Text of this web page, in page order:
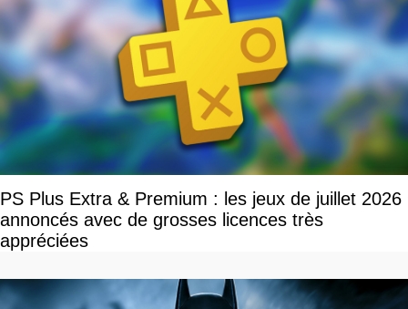
PS Plus Extra & Premium : les jeux de juillet 2026
annoncés avec de grosses licences très
appréciées